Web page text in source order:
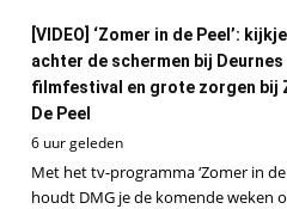
[VIDEO] ‘Zomer in de Peel’: kijkje
achter de schermen bij Deurnes
filmfestival en grote zorgen bij
De Peel
6 uur geleden
Met het tv-programma ‘Zomer in de
houdt DMG je de komende weken